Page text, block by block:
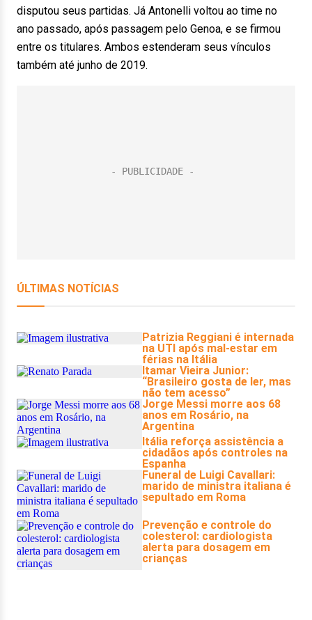
disputou seus partidas. Já Antonelli voltou ao time no
ano passado, após passagem pelo Genoa, e se firmou
entre os titulares. Ambos estenderam seus vínculos
também até junho de 2019.